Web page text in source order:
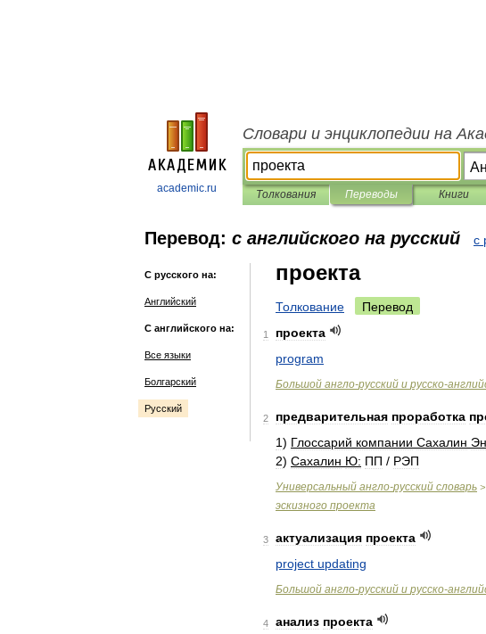
academic.ru
Словари и энциклопедии на
Толкования Переводы Книги
Перевод: с английского на русский с
С русского на:
Английский
С английского на:
Все языки
Болгарский
Русский
проекта
Толкование Перевод
1
проекта
program
Большой англо-русский и русско-
2 предварительная проработка
1) Глоссарий компании Сахалин
2) Сахалин Ю: ПП / РЭП
Универсальный англо-русский словарь >
эскизного проекта
3 актуализация проекта
project updating
Большой англо-русский и русско-
4 анализ проекта